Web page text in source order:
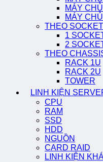
MÁY
MÁY CHỦ
THEO SOCKET
1
2
THEO
RACK 1U
RACK 2U
TOWER
LINH KIỆN
CPU
RAM
SSD
HDD
NGUỒN
CARD RAID
LINH KIỆN